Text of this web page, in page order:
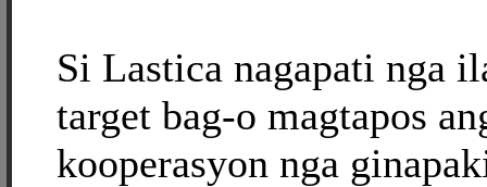
Si Lastica nagapati nga
target bag-o magtapos
kooperasyon nga